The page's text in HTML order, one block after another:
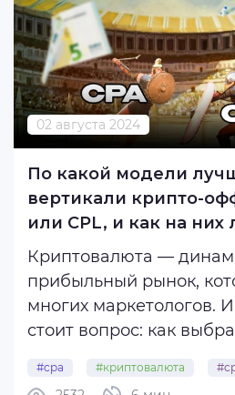
02 августа 2024
По какой модели
вертикали крипто-
или CPL, и как на них
Криптовалюта —
прибыльный рынок,
многих маркетологов.
стоит вопрос: как
правильный выбор
#cpa #криптовалюта